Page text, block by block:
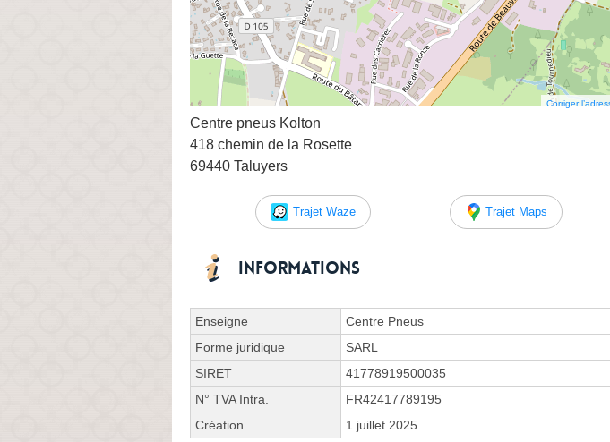
Corriger
Centre pneus Kolton
418 chemin de la Rosette
69440 Taluyers
Trajet Waze Trajet Maps
Informations
Enseigne
Centre Pneus
Forme juridique
SARL
SIRET
41778919500035
N° TVA Intra.
FR42417789195
Création
1 juillet 2025